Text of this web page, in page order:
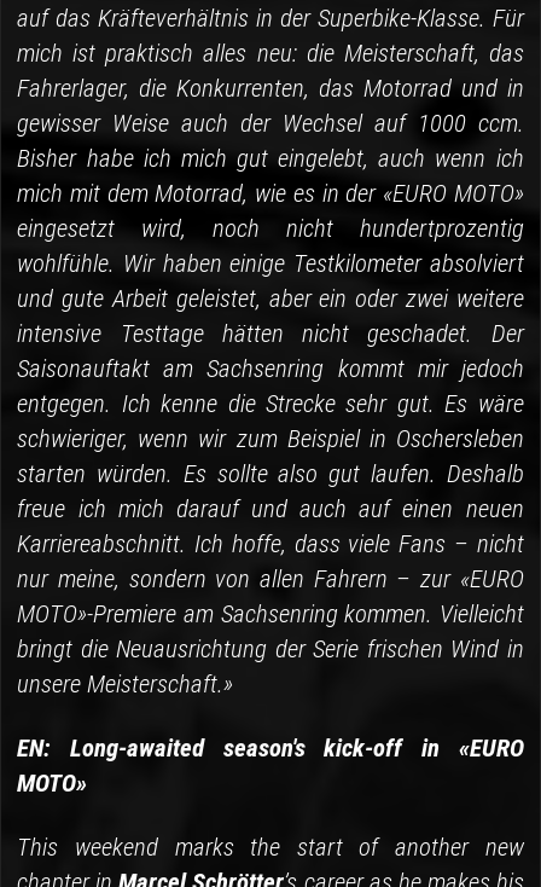
auf das Kräfteverhältnis in der Superbike-Klasse. Für
mich ist praktisch alles neu: die Meisterschaft, das
Fahrerlager, die Konkurrenten, das Motorrad und in
gewisser Weise auch der Wechsel auf 1000 ccm.
Bisher habe ich mich gut eingelebt, auch wenn ich
mich mit dem Motorrad, wie es in der «EURO MOTO»
eingesetzt wird, noch nicht hundertprozentig
wohlfühle. Wir haben einige Testkilometer absolviert
und gute Arbeit geleistet, aber ein oder zwei weitere
intensive Testtage hätten nicht geschadet. Der
Saisonauftakt am Sachsenring kommt mir jedoch
entgegen. Ich kenne die Strecke sehr gut. Es wäre
schwieriger, wenn wir zum Beispiel in Oschersleben
starten würden. Es sollte also gut laufen. Deshalb
freue ich mich darauf und auch auf einen neuen
Karriereabschnitt. Ich hoffe, dass viele Fans – nicht
nur meine, sondern von allen Fahrern – zur «EURO
MOTO»-Premiere am Sachsenring kommen. Vielleicht
bringt die Neuausrichtung der Serie frischen Wind in
unsere Meisterschaft.»
EN: Long-awaited season's kick-off in «EURO
MOTO»
This weekend marks the start of another new